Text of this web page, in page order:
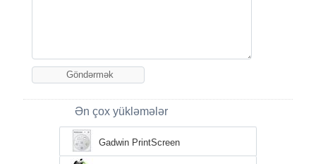
Ən çox yükləmələr
Gadwin PrintScreen